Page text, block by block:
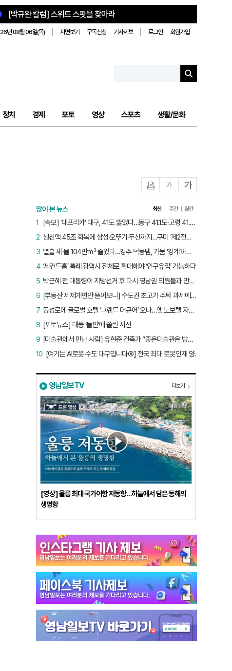
[박규완 칼럼] 스위트 스팟을 찾아라
년 08월 06일(목) 지면보기 구독신청 기사제보 로그인 회원가입
정치 경제 포토 영상 스포츠 생활/문화
글자작게글자크게
많이 본 뉴스 최신 주간 월간
[속보] ‘대프리카’ 대구, 41도 뚫었다…동구 41.1도·고령 41.2도
1
생산액 45조 회복에 삼성·오뚜기·두산까지…구미 ‘제2전성기’ 시작됐다
2
열흘 새 물 104만㎥ 줄었다…경주 덕동댐, 가뭄 ‘경계’까지 5.7%p
3
‘세컨드홈’ 특례 광역시 전체로 확대해야 ‘인구유입’ 가능하다
4
박근혜 전 대통령이 지방선거 후 다시 영남권 의원들과 만난 이유는?
5
[부동산 세제개편안 뜯어보니] 수도권 초고가 주택 과세에만 초점…침체된 지방 부동산 대책은 없다
6
동성로에 글로벌 호텔 ‘그랜드 머큐어’ 오나…옛 노보텔 자리 사무실 개설
7
[포토뉴스] 태풍 ‘돌핀’에 쏠린 시선
8
[미술관에서 만난 사람] 유현준 건축가 “좋은미술관은 방문객이 많은 미술관”
9
[여기는 AI로봇 수도 대구입니다⑤] 전국 최대 로봇인재 양성소…“대구산업 맞춤형 교육과정 만들자”
10
영남일보TV 더보기
[영상] 울릉 최대 국가어항 저동항…하늘에서 담은 동해의
생명항